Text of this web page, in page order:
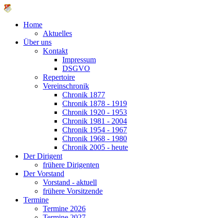
Home
Aktuelles
Über uns
Kontakt
Impressum
DSGVO
Repertoire
Vereinschronik
Chronik 1877
Chronik 1878 - 1919
Chronik 1920 - 1953
Chronik 1981 - 2004
Chronik 1954 - 1967
Chronik 1968 - 1980
Chronik 2005 - heute
Der Dirigent
frühere Dirigenten
Der Vorstand
Vorstand - aktuell
frühere Vorsitzende
Termine
Termine 2026